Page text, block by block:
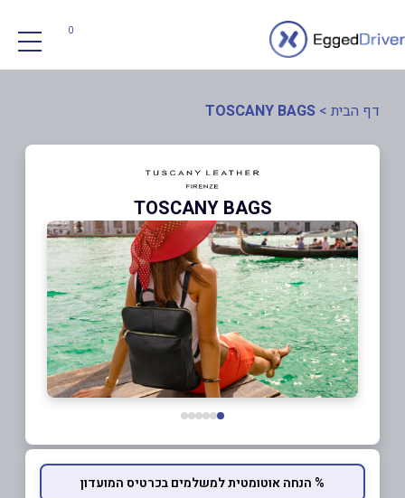
0
דף הבית >
TOSCANY BAGS
TOSCANY BAGS
% הנחה אוטומטית למשלמים בכרטיס המועדון